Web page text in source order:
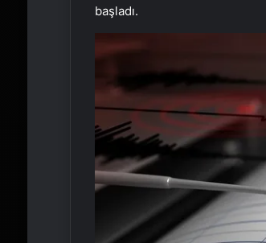
başladı.